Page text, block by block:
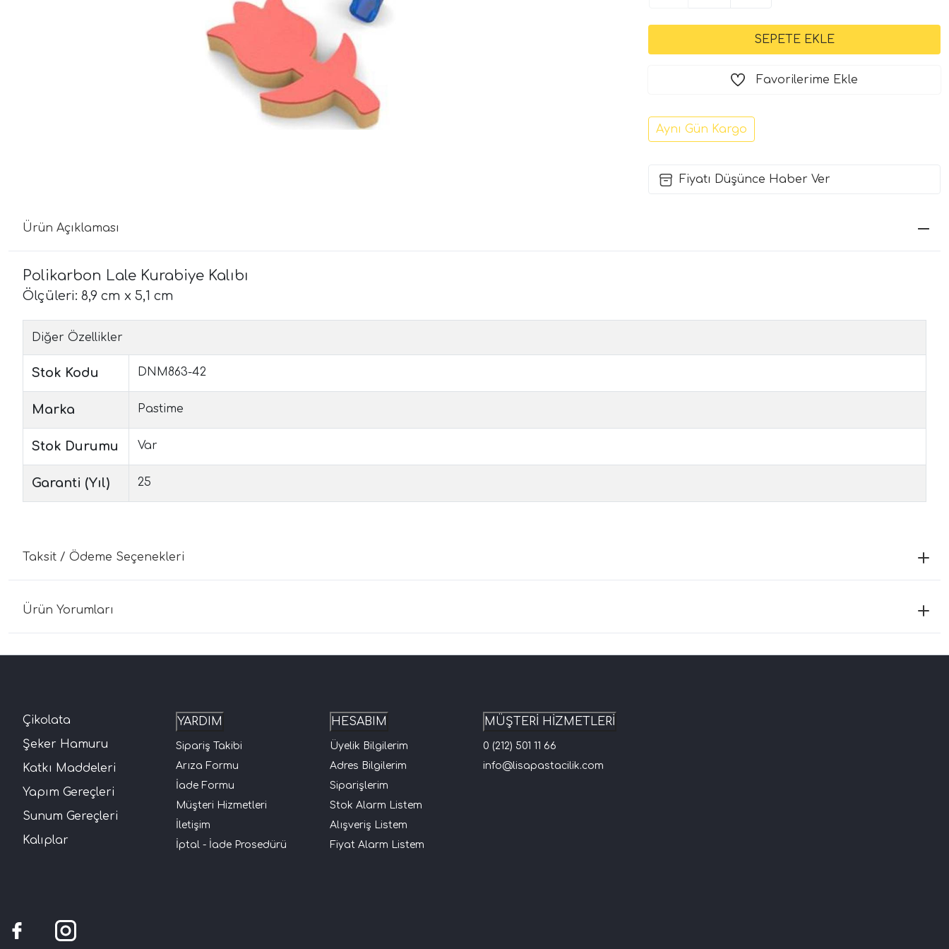
Favorilerime Ekle
Aynı Gün Kargo
Fiyatı Düşünce Haber Ver
Ürün Açıklaması
Polikarbon Lale Kurabiye Kalıbı
Ölçüleri: 8,9 cm x 5,1 cm
Diğer Özellikler
Stok Kodu DNM863-42
Marka Pastime
Stok Durumu Var
Garanti (Yıl) 25
Taksit / Ödeme Seçenekleri
Ürün Yorumları
Çikolata
Şeker Hamuru
Katkı Maddeleri
Yapım Gereçleri
Sunum Gereçleri
Kalıplar
YARDIM
Sipariş Takibi
Arıza Formu
İade Formu
Müşteri Hizmetleri
İletişim
İptal - İade Prosedürü
HESABIM
Üyelik Bilgilerim
Adres Bilgilerim
Siparişlerim
Stok Alarm Listem
Alışveriş Listem
Fiyat Alarm Listem
MÜŞTERİ HİZMETLERİ
0 (212) 501 11 66
info@lisapastacilik.com